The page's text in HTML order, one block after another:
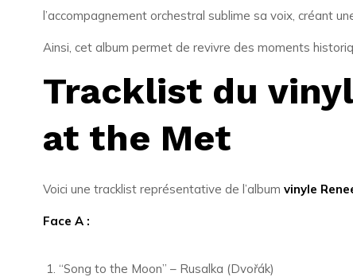
l’accompagnement orchestral sublime sa voix, créant
Ainsi, cet album permet de revivre des moments
Tracklist du
at the Met
Voici une tracklist représentative de l’album vinyle
Face A :
“Song to the Moon” – Rusalka (Dvořák)